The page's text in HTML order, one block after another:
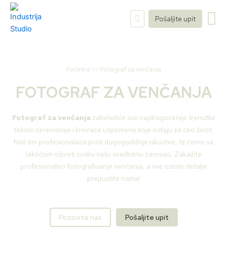
Пређи
садржај
Pošaljite upit
Početna >> Fotograf za venčanja
FOTOGRAF ZA VENČANJA
Fotograf za venčanja zabeležiće sve najdragocenije trenutke
tokom ceremonije i kreiraće uspomene koje ostaju za ceo život.
Naš tim profesionalaca prati dugogodišnje iskustvo, te ćemo sa
lakoćom oživeti svaku vašu svadbenu zamisao. Zakažite
profesionalno fotografisanje venčanja, a sve ostale detalje
prepustite nama!
Pozovite nas Pošaljite upit